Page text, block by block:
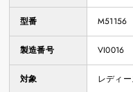
型番 M51156
製造番号 VI0016
対象 レディ